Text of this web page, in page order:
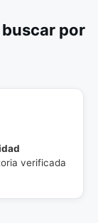
por
verificada